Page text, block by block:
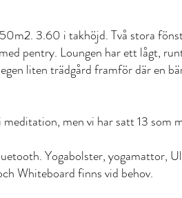
3.60 i takhöjd. Två stora
pentry. Loungen har ett lågt,
liten trädgård framför där en
men vi har satt 13 som
Yogabolster, yogamattor,
Whiteboard finns vid behov.